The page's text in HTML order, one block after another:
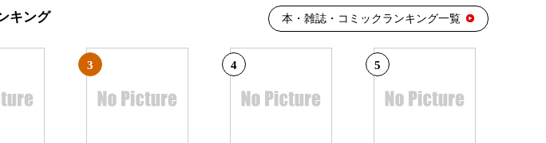
キング 本・雑誌・コミックランキング一覧
3 4 5